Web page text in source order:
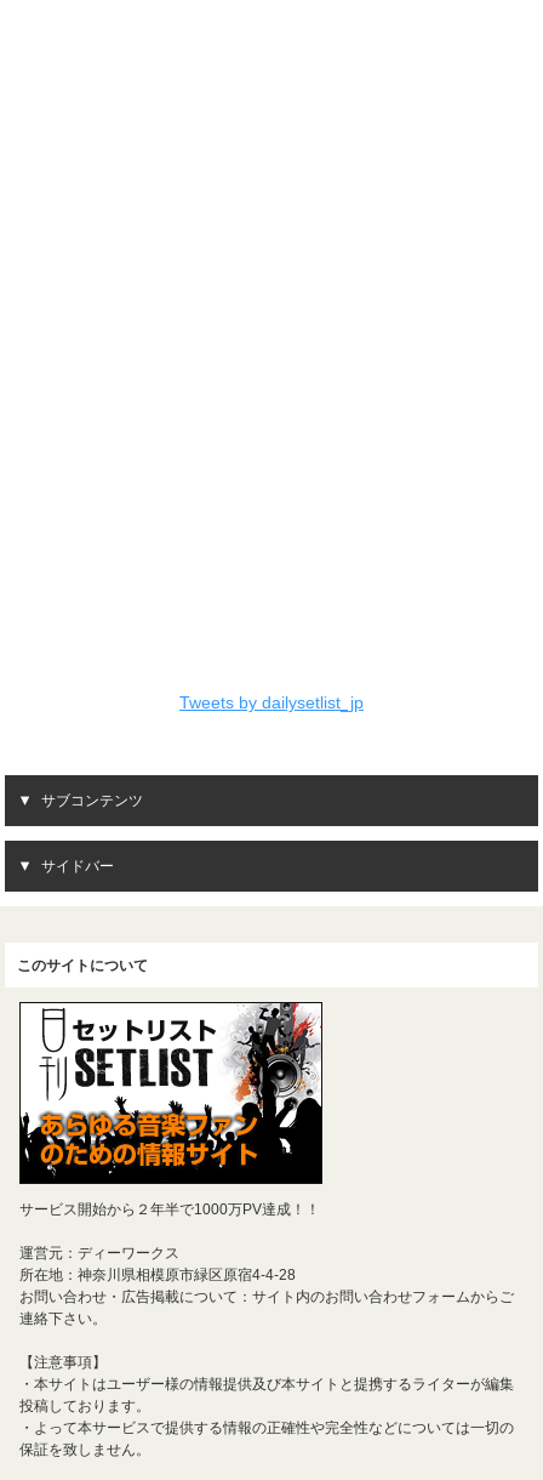
Tweets by dailysetlist_jp
サブコンテンツ
サイドバー
このサイトについて
サービス開始から２年半で1000万PV達成！！
運営元：ディーワークス
所在地：神奈川県相模原市緑区原宿4-4-28
お問い合わせ・広告掲載について：サイト内のお問い合わせフォームからご
連絡下さい。
【注意事項】
・本サイトはユーザー様の情報提供及び本サイトと提携するライターが編集
投稿しております。
・よって本サービスで提供する情報の正確性や完全性などについては一切の
保証を致しません。